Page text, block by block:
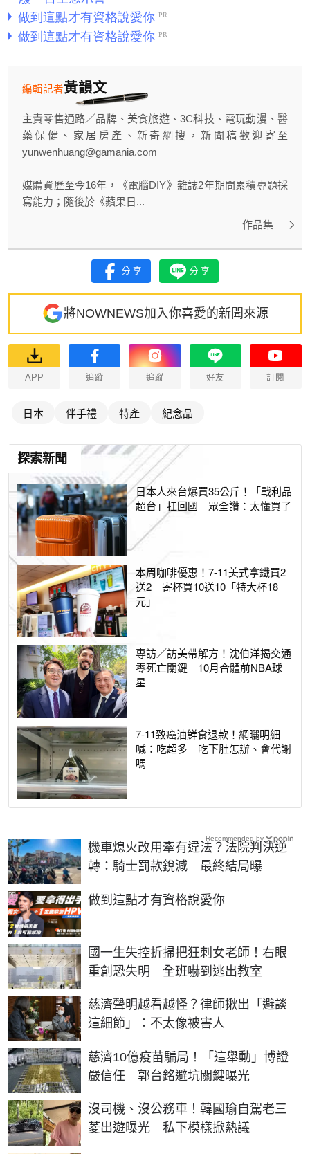
黃韻文
編輯記者
主責零售通路／品牌、美食旅遊、3C科技、電玩動漫、醫
藥保健、家居房產、新奇網搜，新聞稿歡迎寄至
yunwenhuang@gamania.com
媒體資歷至今16年，《電腦DIY》雜誌2年期間累積專題採
寫能力；隨後於《蘋果日...
作品集
分享 分享
將NOWNEWS加入你喜愛的新聞來源
APP 追蹤 追蹤 好友 訂閱
日本 伴手禮 特產 紀念品
探索新聞
日本人來台爆買35公斤！「戰利品
超台」扛回國 眾全讚：太懂買了
本周咖啡優惠！7-11美式拿鐵買2
送2 寄杯買10送10「特大杯18
元」
專訪／訪美帶解方！沈伯洋揭交通
零死亡關鍵 10月合體前NBA球
星
7-11致癌油鮮食退款！網曬明細
喊：吃超多 吃下肚怎辦、會代謝
嗎
機車熄火改用牽有違法？法院判決逆
轉：騎士罰款銳減 最終結局曝
做到這點才有資格說愛你
PR
國一生失控折掃把狂刺女老師！右眼
重創恐失明 全班嚇到逃出教室
慈濟聲明越看越怪？律師揪出「避談
這細節」：不太像被害人
慈濟10億疫苗騙局！「這舉動」博證
嚴信任 郭台銘避坑關鍵曝光
沒司機、沒公務車！韓國瑜自駕老三
菱出遊曝光 私下模樣掀熱議
Recommended by